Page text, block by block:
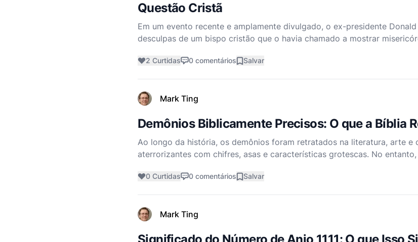
Questão Cristã
Em um evento recente e amplamente divulgado, o ex-presidente
desculpas de um bispo cristão que o havia chamado a mostrar
controvérsia
2 Curtidas 0 comentários Salvar
Mark Ting
Demônios Biblicamente Precisos: O que a Bíblia
Ao longo da história, os demônios foram retratados na literatura, arte e
aterrorizantes com chifres, asas e características grotescas. No
0 Curtidas 0 comentários Salvar
Mark Ting